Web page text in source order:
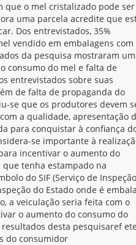
que o mel cristalizado pode ser
uma parcela acredite que
Dos entrevistados, 35%
vendido em embalagens com
da pesquisa mostraram
consumo do mel e falta de
entrevistados sobre suas
de falta de propaganda do
se que os produtores devem
a qualidade, apresentação
para conquistar à confiança
se importante à
incentivar o aumento do
tenha estampado na
do SIF (Serviço de Inspeção
do Estado onde é
a veiculação seria feita com o
o aumento do consumo do
desta pesquisaref
do consumidor